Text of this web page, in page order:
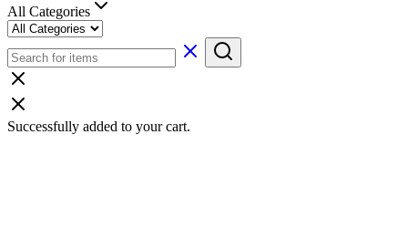
All Categories
Successfully added to your cart.